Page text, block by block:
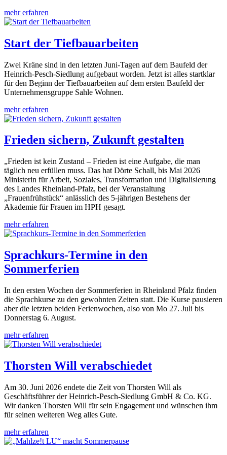
mehr erfahren
Start der Tiefbauarbeiten
Zwei Kräne sind in den letzten Juni-Tagen auf dem Baufeld der
Heinrich-Pesch-Siedlung aufgebaut worden. Jetzt ist alles startklar
für den Beginn der Tiefbauarbeiten auf dem ersten Baufeld der
Unternehmensgruppe Sahle Wohnen.
mehr erfahren
Frieden sichern, Zukunft gestalten
„Frieden ist kein Zustand – Frieden ist eine Aufgabe, die man
täglich neu erfüllen muss. Das hat Dörte Schall, bis Mai 2026
Ministerin für Arbeit, Soziales, Transformation und Digitalisierung
des Landes Rheinland-Pfalz, bei der Veranstaltung
„Frauenfrühstück“ anlässlich des 5-jährigen Bestehens der
Akademie für Frauen im HPH gesagt.
mehr erfahren
Sprachkurs-Termine in den
Sommerferien
In den ersten Wochen der Sommerferien in Rheinland Pfalz finden
die Sprachkurse zu den gewohnten Zeiten statt. Die Kurse pausieren
aber die letzten beiden Ferienwochen, also von Mo 27. Juli bis
Donnerstag 6. August.
mehr erfahren
Thorsten Will verabschiedet
Am 30. Juni 2026 endete die Zeit von Thorsten Will als
Geschäftsführer der Heinrich-Pesch-Siedlung GmbH & Co. KG.
Wir danken Thorsten Will für sein Engagement und wünschen ihm
für seinen weiteren Weg alles Gute.
mehr erfahren